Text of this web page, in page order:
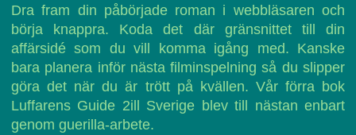
Dra fram din påbörjade roman i webbläsaren och
börja knappra. Koda det där gränsnittet till din
affärsidé som du vill komma igång med. Kanske
bara planera inför nästa filminspelning så du slipper
göra det när du är trött på kvällen. Vår förra bok
Luffarens Guide 2ill Sverige blev till nästan enbart
genom guerilla-arbete.